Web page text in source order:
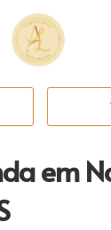
Página inicial
em